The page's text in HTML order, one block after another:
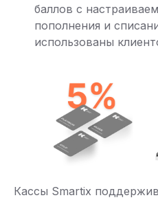
баллов с
пополнения и
использованы
Кассы Smartix